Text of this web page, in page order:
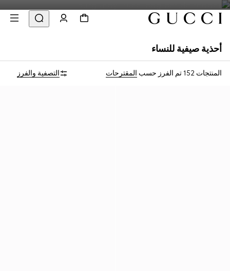
أحذية صيفية للنساء
المنتجات 152 تم الفرز حسب المقترحات التصفية والفرز